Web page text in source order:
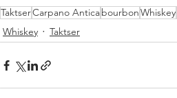
TaktserCarpano AnticabourbonWhiskey
Whiskey
Taktser